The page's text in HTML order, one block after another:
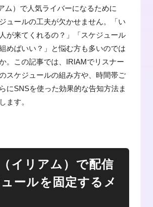
ム）で人気ライバーになるために
ュールの工夫が欠かせません。「い
が来てくれるの？」「スケジュール
めばいい？」と悩む方も多いのでは
。この記事では、IRIAMでリスナー
スケジュールの組み方や、時間帯ご
にSNSを使った効果的な告知方法ま
ます。
イリアム）で配信
ールを固定するメ